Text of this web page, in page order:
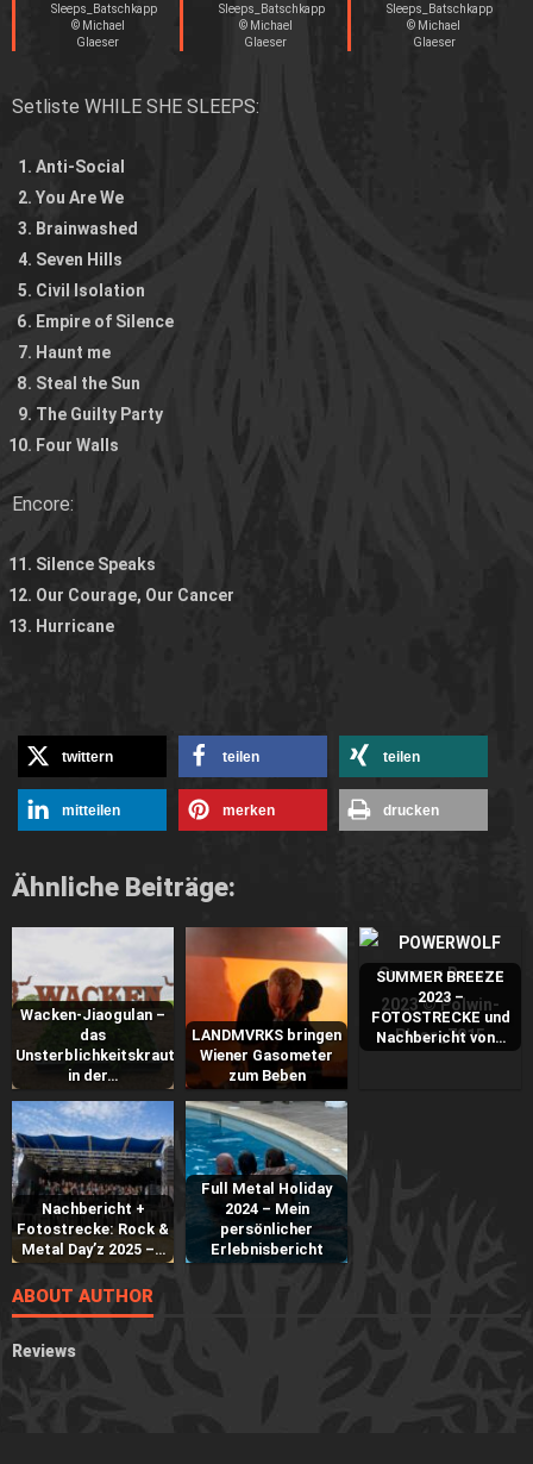
Sleeps_Batschkapp
© Michael
Glaeser
Sleeps_Batschkapp
© Michael
Glaeser
Sleeps_Batschkapp
© Michael
Glaeser
Setliste WHILE SHE SLEEPS:
Anti-Social
You Are We
Brainwashed
Seven Hills
Civil Isolation
Empire of Silence
Haunt me
Steal the Sun
The Guilty Party
Four Walls
Encore:
Silence Speaks
Our Courage, Our Cancer
Hurricane
twittern teilen teilen
mitteilen merken drucken
Ähnliche Beiträge:
Wacken-Jiaogulan –
das
Unsterblichkeitskraut
in der…
LANDMVRKS bringen
Wiener Gasometer
zum Beben
SUMMER BREEZE
2023 –
FOTOSTRECKE und
Nachbericht von…
Nachbericht +
Fotostrecke: Rock &
Metal Day’z 2025 –…
Full Metal Holiday
2024 – Mein
persönlicher
Erlebnisbericht
ABOUT AUTHOR
Reviews